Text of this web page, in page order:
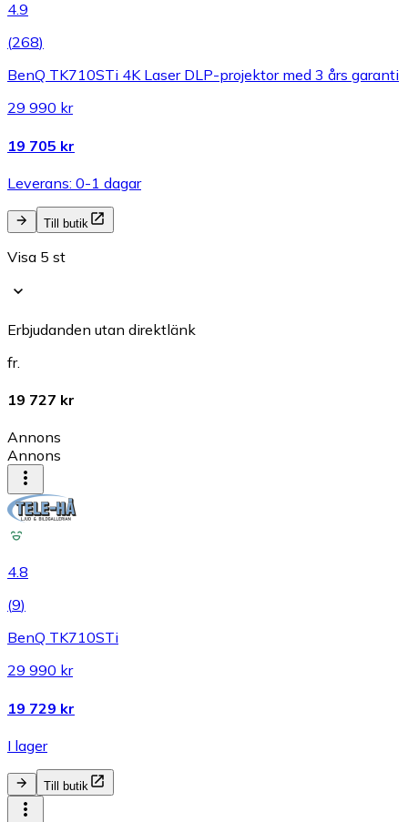
4.9
(268)
BenQ TK710STi 4K Laser DLP-projektor med 3 års garanti
29 990 kr
19 705 kr
Leverans: 0-1 dagar
Till butik
Visa 5 st
Erbjudanden utan direktlänk
fr.
19 727 kr
Annons
Annons
4.8
(9)
BenQ TK710STi
29 990 kr
19 729 kr
I lager
Till butik